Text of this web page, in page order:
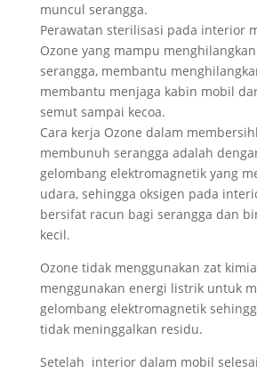
muncul serangga.
Perawatan sterilisasi pada interior
Ozone yang mampu
serangga, membantu
membantu menjaga kabin mobil
semut sampai kecoa.
Cara kerja Ozone dalam
membunuh serangga adalah
gelombang elektromagnetik yang
udara, sehingga oksigen pada
bersifat racun bagi serangga dan
kecil.
Ozone tidak menggunakan zat
menggunakan energi listrik untuk
gelombang elektromagnetik
tidak meninggalkan residu.
Setelah interior dalam mobil